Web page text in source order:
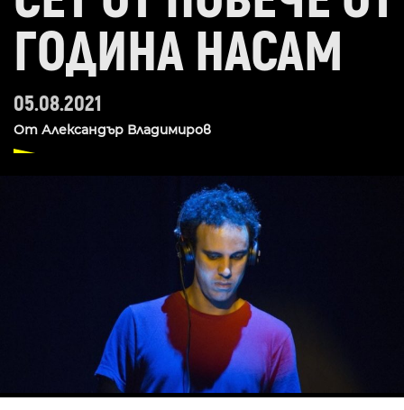
ГОДИНА НАСАМ
05.08.2021
От Александър Владимиров